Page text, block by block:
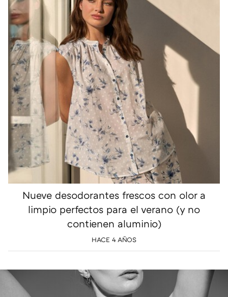
Nueve desodorantes frescos con olor a
limpio perfectos para el verano (y no
contienen aluminio)
HACE 4 AÑOS